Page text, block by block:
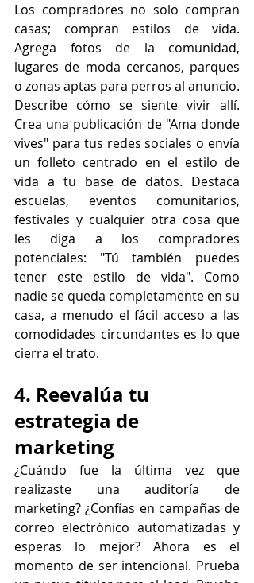
Los compradores no solo compran
casas; compran estilos de vida.
Agrega fotos de la comunidad,
lugares de moda cercanos, parques
o zonas aptas para perros al anuncio.
Describe cómo se siente vivir allí.
Crea una publicación de "Ama donde
vives" para tus redes sociales o envía
un folleto centrado en el estilo de
vida a tu base de datos. Destaca
escuelas, eventos comunitarios,
festivales y cualquier otra cosa que
les diga a los compradores
potenciales: "Tú también puedes
tener este estilo de vida". Como
nadie se queda completamente en su
casa, a menudo el fácil acceso a las
comodidades circundantes es lo que
cierra el trato.
4. Reevalúa tu
estrategia de
marketing
¿Cuándo fue la última vez que
realizaste una auditoría de
marketing? ¿Confías en campañas de
correo electrónico automatizadas y
esperas lo mejor? Ahora es el
momento de ser intencional. Prueba